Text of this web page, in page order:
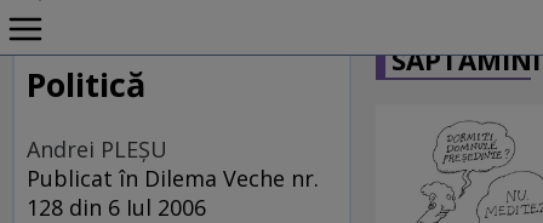
Home
EDITORIALE ȘI OPINII
SITUAȚIUNEA
Politică
Andrei PLEŞU
Publicat în Dilema Veche nr.
128 din 6 Iul 2006